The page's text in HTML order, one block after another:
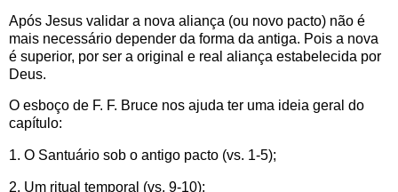
Após Jesus validar a nova aliança (ou novo pacto) não é
mais necessário depender da forma da antiga. Pois a nova
é superior, por ser a original e real aliança estabelecida por
Deus.
O esboço de F. F. Bruce nos ajuda ter uma ideia geral do
capítulo:
1. O Santuário sob o antigo pacto (vs. 1-5);
2. Um ritual temporal (vs. 9-10);